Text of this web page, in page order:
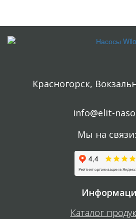
Красногорск,
info@elit-
Мы на связи:
Каталог